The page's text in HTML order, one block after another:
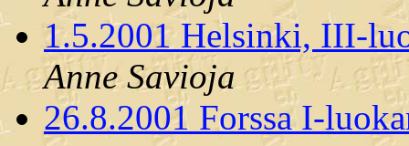
1.5.2001 Helsinki, III-
Anne Savioja
26.8.2001 Forssa I-